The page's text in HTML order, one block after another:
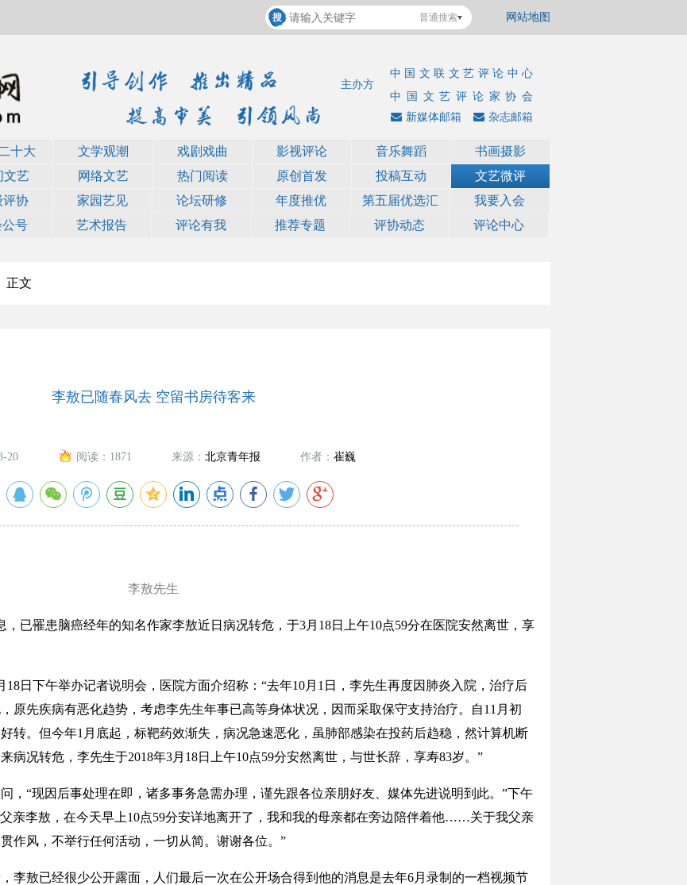
网站地图
普通搜索
中国文联文艺评论中心
中国文艺评论家协会
主办方
杂志邮箱
新媒体邮箱
十大 文学观潮 戏剧戏曲 影视评论 音乐舞蹈
书画摄影
文艺 网络文艺 热门阅读 原创首发 投稿互动
文艺微评
评协 家园艺见 论坛研修 年度推优 第五届优选汇 我要入会
号 艺术报告 评论有我 推荐专题 评协动态 评论中心
正文
李敖已随春风去 空留书房待客来
20 阅读： 1871 来源： 北京青年报 作者： 崔巍
李敖先生
罹患脑癌经年的知名作家李敖近日病况转危，于3月18日上午10点59分在医院安然离世，享
下午举办记者说明会，医院方面介绍称：“去年10月1日，李先生再度因肺炎入院，治疗后
原先疾病有恶化趋势，考虑李先生年事已高等身体状况，因而采取保守支持治疗。自11月初
转。但今年1月底起，标靶药效渐失，病况急速恶化，虽肺部感染在投药后趋稳，然计算机断
病况转危，李先生于2018年3月18日上午10点59分安然离世，与世长辞，享寿83岁。”
“现因后事处理在即，诸多事务急需办理，谨先跟各位亲朋好友、媒体先进说明到此。”下午
亲李敖，在今天早上10点59分安详地离开了，我和我的母亲都在旁边陪伴着他……关于我父亲
作风，不举行任何活动，一切从简。谢谢各位。”
敖已经很少公开露面，人们最后一次在公开场合得到他的消息是去年6月录制的一档视频节